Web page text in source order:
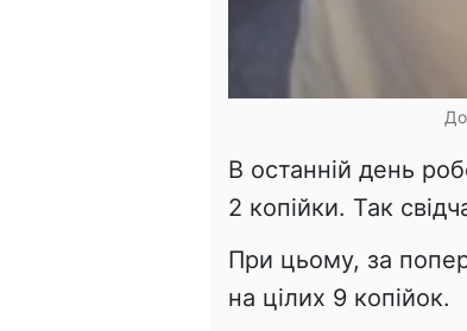
В останній день
2 копійки. Так
При цьому, за
на цілих 9 копійок.